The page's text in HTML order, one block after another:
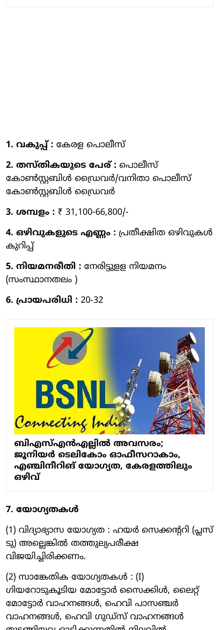
1. വകുപ്പ് : കേരള പൊലീസ്
2. തസ്തികയുടെ പേര് : പൊലീസ്
കോൺസ്റ്റബിൾ ഡ്രൈവര്‍/വനിതാ പൊലീസ്
കോണ്‍സ്റ്റബിള്‍ ഡ്രൈവര്‍
3. ശമ്പളം : ₹ 31,100-66,800/-
4. ഒഴിവുകളുടെ എണ്ണം : പ്രതീക്ഷിത ഒഴിവുകൾ
കുറിപ്പ്
5. നിയമനരീതി : നേരിട്ടുളള നിയമനം
(സംസ്ഥാനതലം )
6. പ്രായപരിധി : 20-32
ബിഎസ്എൻഎല്ലിൽ അവസരം;
ജൂനിയർ ടെലികോം ഓഫീസറാകാം,
എഞ്ചിനീറിങ് യോഗ്യത, കേരളത്തിലും
ഒഴിവ്
7. യോഗ്യതകൾ
(1) വിദ്യാഭ്യാസ യോഗ്യത : ഹയര്‍ സെക്കന്ററി (പ്ലസ്
ടു) അല്ലെങ്കില്‍ തത്തുല്യപരീക്ഷ
വിജയിച്ചിരിക്കണം.
(2) സാങ്കേതിക യോഗ്യതകള്‍ : (I)
ഗിയറോടുകൂടിയ മോട്ടോര്‍ സൈക്കിള്‍, ലൈറ്റ്
മോട്ടോര്‍ വാഹനങ്ങള്‍, ഹെവി പാസഞ്ചര്‍
വാഹനങ്ങള്‍, ഹെവി ഗുഡ്സ് വാഹനങ്ങള്‍